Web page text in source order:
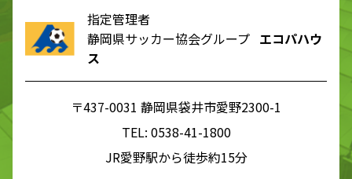
指定管理者
静岡県サッカー協会グループ エコパハウ
ス
〒437-0031 静岡県袋井市愛野2300-1
TEL: 0538-41-1800
JR愛野駅から徒歩約15分